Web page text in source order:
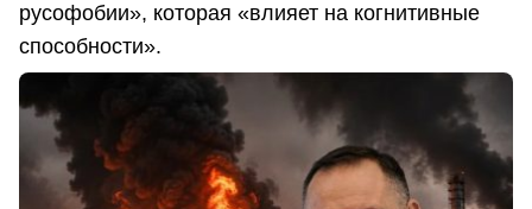
русофобии», которая «влияет на когнитивные
способности».